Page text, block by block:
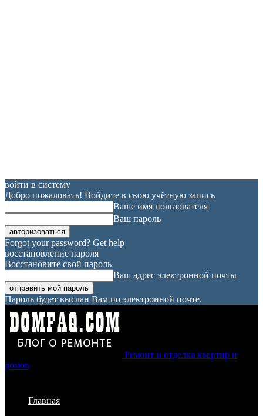
войти в систему
Добро пожаловать! Войдите в свою учётную запись
Ваше имя пользователя
Ваш пароль
Forgot your password? Get help
восстановление пароля
Восстановите свой пароль
Ваш адрес электронной почты
Пароль будет выслан Вам по электронной почте.
Ремонт и отделка квартир и
домов
Главная